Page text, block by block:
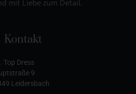
mit Liebe zum Detail.
Kontakt
Top Dress
9
Leidersbach